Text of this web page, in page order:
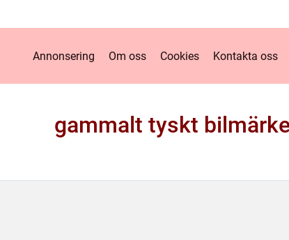
Annonsering Om oss Cookies Kontakta oss
gammalt tyskt